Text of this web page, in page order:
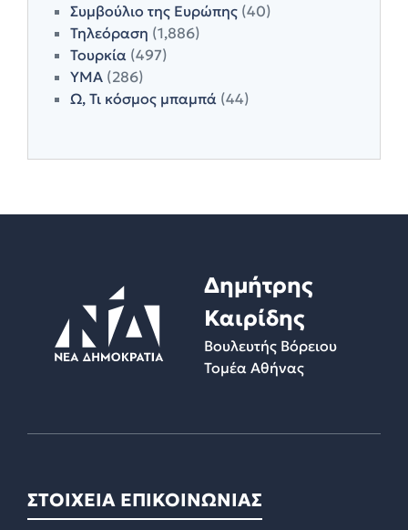
Συμβούλιο της Ευρώπης (40)
Τηλεόραση (1,886)
Τουρκία (497)
ΥΜΑ (286)
Ω, Τι κόσμος μπαμπά (44)
Δημήτρης
Καιρίδης
Βουλευτής Βόρειου
Τομέα Αθήνας
ΣΤΟΙΧΕΙΑ ΕΠΙΚΟΙΝΩΝΙΑΣ